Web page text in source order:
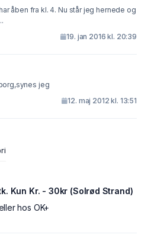
åben fra kl. 4. Nu står jeg hernede og
19. jan 2016 kl. 20:39
jeg
12. maj 2012 kl. 13:51
Kun Kr. - 30kr (Solrød Strand)
hos OK+